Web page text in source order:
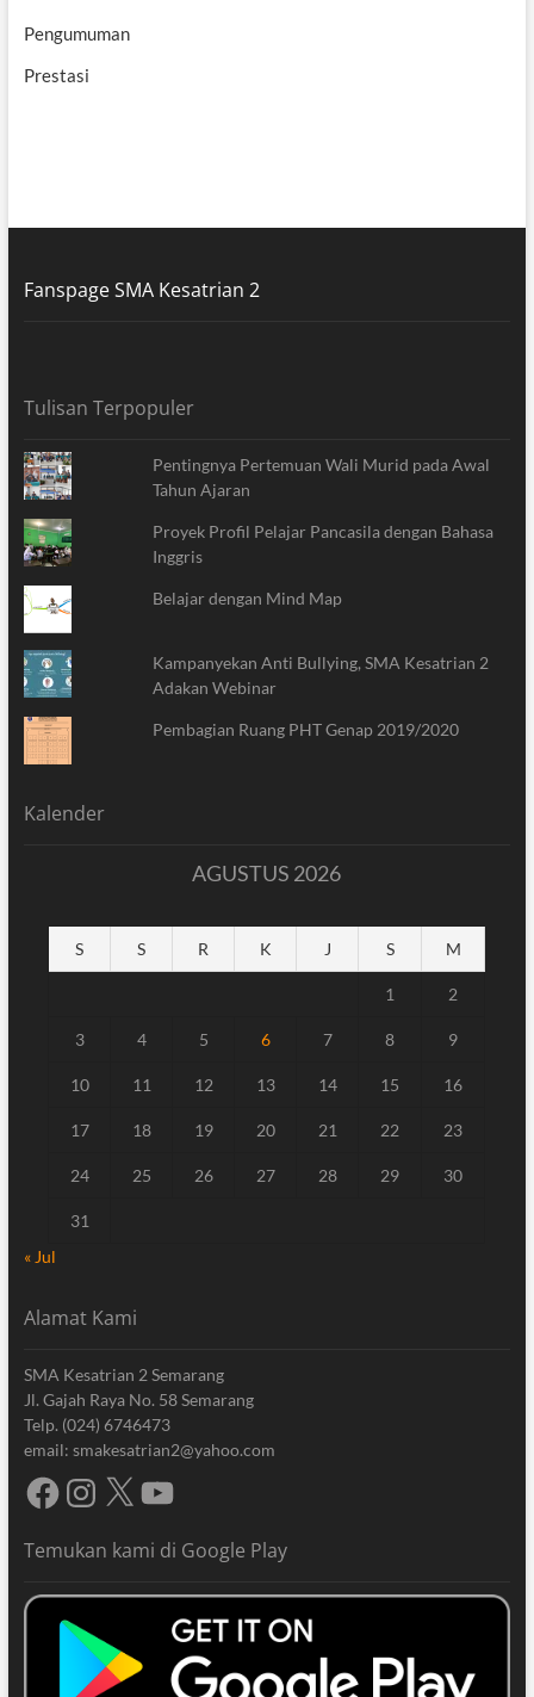
Pengumuman
Prestasi
Fanspage SMA Kesatrian 2
Tulisan Terpopuler
Pentingnya Pertemuan Wali Murid pada Awal
Tahun Ajaran
Proyek Profil Pelajar Pancasila dengan Bahasa
Inggris
Belajar dengan Mind Map
Kampanyekan Anti Bullying, SMA Kesatrian 2
Adakan Webinar
Pembagian Ruang PHT Genap 2019/2020
Kalender
AGUSTUS 2026
S S R K J S M
1 2
3 4 5 6 7 8 9
10 11 12 13 14 15 16
17 18 19 20 21 22 23
24 25 26 27 28 29 30
31
« Jul
Alamat Kami
SMA Kesatrian 2 Semarang
Jl. Gajah Raya No. 58 Semarang
Telp. (024) 6746473
email: smakesatrian2@yahoo.com
FacebookInstagram
X YouTube
Temukan kami di Google Play